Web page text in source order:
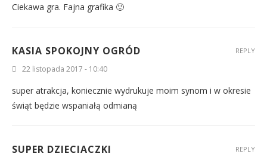
Ciekawa gra. Fajna grafika 🙂
KASIA SPOKOJNY OGRÓD
22 listopada 2017 - 10:40
super atrakcja, koniecznie wydrukuje moim synom i w okresie
świąt będzie wspaniałą odmianą
REPLY
SUPER DZIECIACZKI REPLY